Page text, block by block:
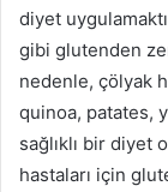
diyet
gibi glutenden
nedenle, çölyak
quinoa, patates,
sağlıklı bir diyet
hastaları için